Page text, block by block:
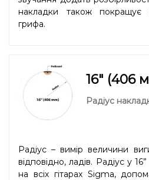
накладки також покращує
грифа.
16" (406
Радіус
Радіус – вимір величини
відповідно, ладів. Радіус у
на всіх гітарах Sigma,